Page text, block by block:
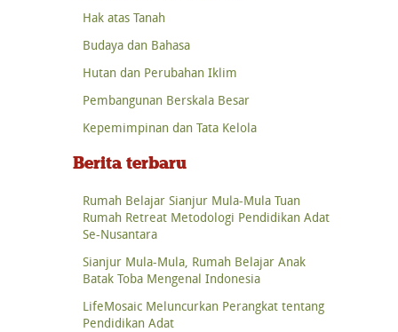
Hak atas Tanah
Budaya dan Bahasa
Hutan dan Perubahan Iklim
Pembangunan Berskala Besar
Kepemimpinan dan Tata Kelola
Berita terbaru
Rumah Belajar Sianjur Mula-Mula Tuan
Rumah Retreat Metodologi Pendidikan Adat
Se-Nusantara
Sianjur Mula-Mula, Rumah Belajar Anak
Batak Toba Mengenal Indonesia
LifeMosaic Meluncurkan Perangkat tentang
Pendidikan Adat